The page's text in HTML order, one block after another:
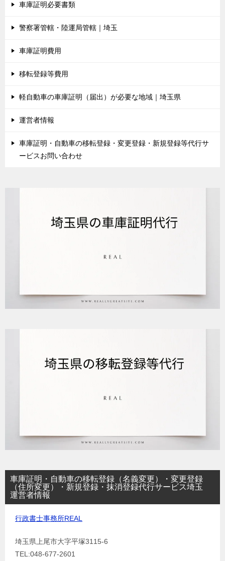
車庫証明必要書類
警察署管轄・陸運局管轄｜埼玉
車庫証明費用
移転登録等費用
軽自動車の車庫証明（届出）が必要な地域｜埼玉県
運営者情報
車庫証明・自動車の移転登録・変更登録・新規登録等代行サ
ービスお問い合わせ
車庫証明・自動車の移転登録（名義変更）・変更登録
（住所変更）・新規登録・抹消登録代行サービス埼玉
運営者情報
行政書士事務所REAL
埼玉県上尾市大字平塚3115-6
TEL:048-677-2601